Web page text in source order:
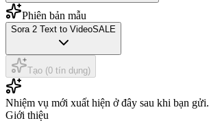
Phiên bản mẫu
Sora 2 Text to VideoSALE
Tạo (0 tín dụng)
Nhiệm vụ mới xuất hiện ở đây sau khi bạn gửi.
Giới thiệu